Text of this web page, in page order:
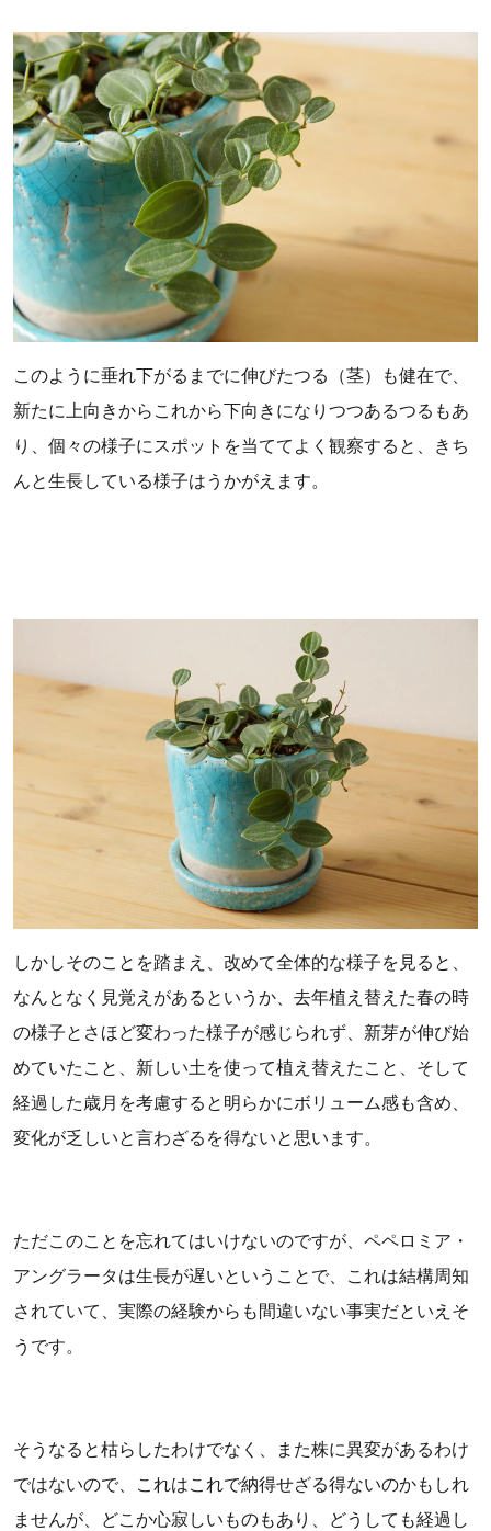
このように垂れ下がるまでに伸びたつる（茎）も健在で、
新たに上向きからこれから下向きになりつつあるつるもあ
り、個々の様子にスポットを当ててよく観察すると、きち
んと生長している様子はうかがえます。
しかしそのことを踏まえ、改めて全体的な様子を見ると、
なんとなく見覚えがあるというか、去年植え替えた春の時
の様子とさほど変わった様子が感じられず、新芽が伸び始
めていたこと、新しい土を使って植え替えたこと、そして
経過した歳月を考慮すると明らかにボリューム感も含め、
変化が乏しいと言わざるを得ないと思います。
ただこのことを忘れてはいけないのですが、ペペロミア・
アングラータは生長が遅いということで、これは結構周知
されていて、実際の経験からも間違いない事実だといえそ
うです。
そうなると枯らしたわけでなく、また株に異変があるわけ
ではないので、これはこれで納得せざる得ないのかもしれ
ませんが、どこか心寂しいものもあり、どうしても経過し